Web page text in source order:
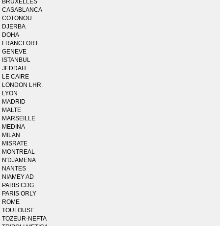
BRUXELLES
CASABLANCA
COTONOU
DJERBA
DOHA
FRANCFORT
GENEVE
ISTANBUL
JEDDAH
LE CAIRE
LONDON LHR.
LYON
MADRID
MALTE
MARSEILLE
MEDINA
MILAN
MISRATE
MONTREAL
N'DJAMENA
NANTES
NIAMEY AD
PARIS CDG
PARIS ORLY
ROME
TOULOUSE
TOZEUR-NEFTA